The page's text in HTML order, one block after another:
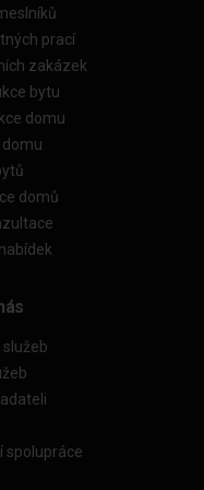
prací
zakázek
bytu
domu
domu
domů
spolupráce